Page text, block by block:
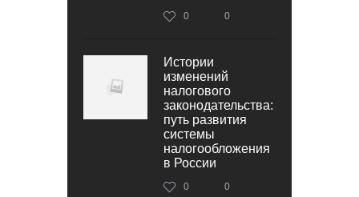
0 0
Истории
изменений
налогового
законодательства:
путь развития
системы
налогообложения
в России
0 0